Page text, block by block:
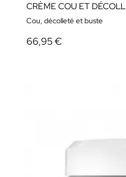
CRÈME COU ET
Cou, décolleté et buste
66,95 €